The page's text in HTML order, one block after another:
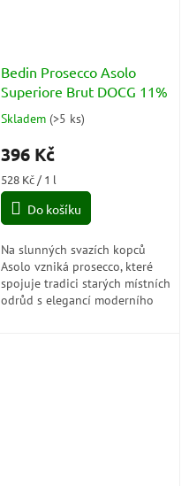
Bedin Prosecco Asolo
Superiore Brut DOCG 11%
Průměrné
produktu
5,0
5
Skladem (>5 ks)
396 Kč
Měrná
cena:
528 Kč / 1 l
Do košíku
Na slunných svazích kopců
Asolo vzniká prosecco, které
spojuje tradici starých místních
odrůd s elegancí moderního